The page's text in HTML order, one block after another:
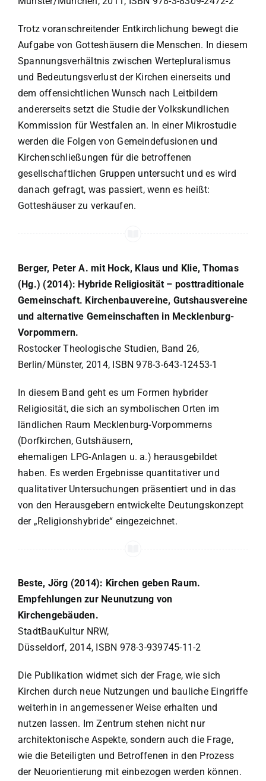
Trotz voranschreitender Entkirchlichung bewegt die
Aufgabe von Gotteshäusern die Menschen. In diesem
Spannungsverhältnis zwischen Wertepluralismus
und Bedeutungsverlust der Kirchen einerseits und
dem offensichtlichen Wunsch nach Leitbildern
andererseits setzt die Studie der Volkskundlichen
Kommission für Westfalen an. In einer Mikrostudie
werden die Folgen von Gemeindefusionen und
Kirchenschließungen für die betroffenen
gesellschaftlichen Gruppen untersucht und es wird
danach gefragt, was passiert, wenn es heißt:
Gotteshäuser zu verkaufen.
Berger, Peter A. mit Hock, Klaus und Klie, Thomas
(Hg.) (2014): Hybride Religiosität – posttraditionale
Gemeinschaft. Kirchenbauvereine, Gutshausvereine
und alternative Gemeinschaften in Mecklenburg-
Vorpommern.
Rostocker Theologische Studien, Band 26,
Berlin/Münster, 2014, ISBN 978-3-643-12453-1
In diesem Band geht es um Formen hybrider
Religiosität, die sich an symbolischen Orten im
ländlichen Raum Mecklenburg-Vorpommerns
(Dorfkirchen, Gutshäusern,
ehemaligen LPG-Anlagen u. a.) herausgebildet
haben. Es werden Ergebnisse quantitativer und
qualitativer Untersuchungen präsentiert und in das
von den Herausgebern entwickelte Deutungskonzept
der „Religionshybride“ eingezeichnet.
Beste, Jörg (2014): Kirchen geben Raum.
Empfehlungen zur Neunutzung von
Kirchengebäuden.
StadtBauKultur NRW,
Düsseldorf, 2014, ISBN 978-3-939745-11-2
Die Publikation widmet sich der Frage, wie sich
Kirchen durch neue Nutzungen und bauliche Eingriffe
weiterhin in angemessener Weise erhalten und
nutzen lassen. Im Zentrum stehen nicht nur
architektonische Aspekte, sondern auch die Frage,
wie die Beteiligten und Betroffenen in den Prozess
der Neuorientierung mit einbezogen werden können.